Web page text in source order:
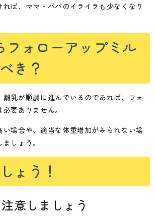
ば、ママ・パパのイライラも少なくなり
フォローアップミル
き？
乳が順調に進んでいるのであれば、フォ
要ありません。
場合や、適当な体重増加がみられない場
しょう。
ょう！
意しましょう